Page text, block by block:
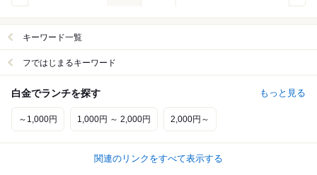
キーワード一覧
フではじまるキーワード
白金でランチを探す もっと見る
～1,000円 1,000円 ～ 2,000円 2,000円～
関連のリンクをすべて表示する